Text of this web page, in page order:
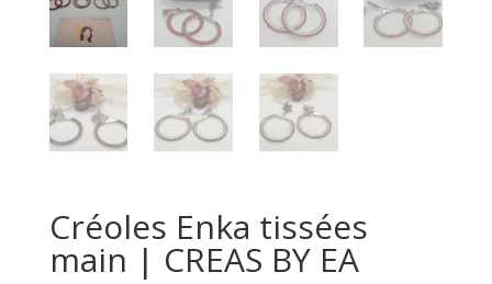
Créoles Enka tissées
main | CREAS BY EA